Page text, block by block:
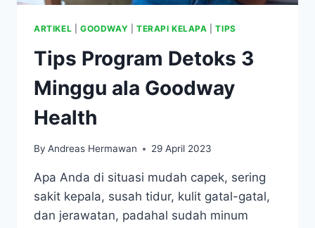
ARTIKEL GOODWAY TERAPI KELAPA |TIPS
Tips Program Detoks 3
Minggu ala Goodway
Health
By Andreas Hermawan 29 April 2023
Apa Anda di situasi mudah capek, sering
sakit kepala, susah tidur, kulit gatal-gatal,
dan jerawatan, padahal sudah minum